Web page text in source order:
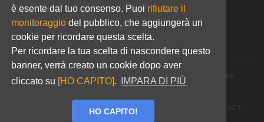
è esente dal tuo consenso. Puoi rifiutare il
monitoraggio del pubblico, che aggiungerà un
cookie per ricordare questa scelta.
Per ricordare la tua scelta di nascondere questo
banner, verrà creato un cookie dopo aver
cliccato su [HO CAPITO]. IMPARA DI PIÙ
HO CAPITO!
Email:commercial@jallatte.fr
Website:www.jallatte.fr
© 2026 JALLATTE - ALL RIGHTS RESERVEDWWW.JALLATTE.FR
POLITIQUE DE CONFIDENTIALITÉ
CONTACT